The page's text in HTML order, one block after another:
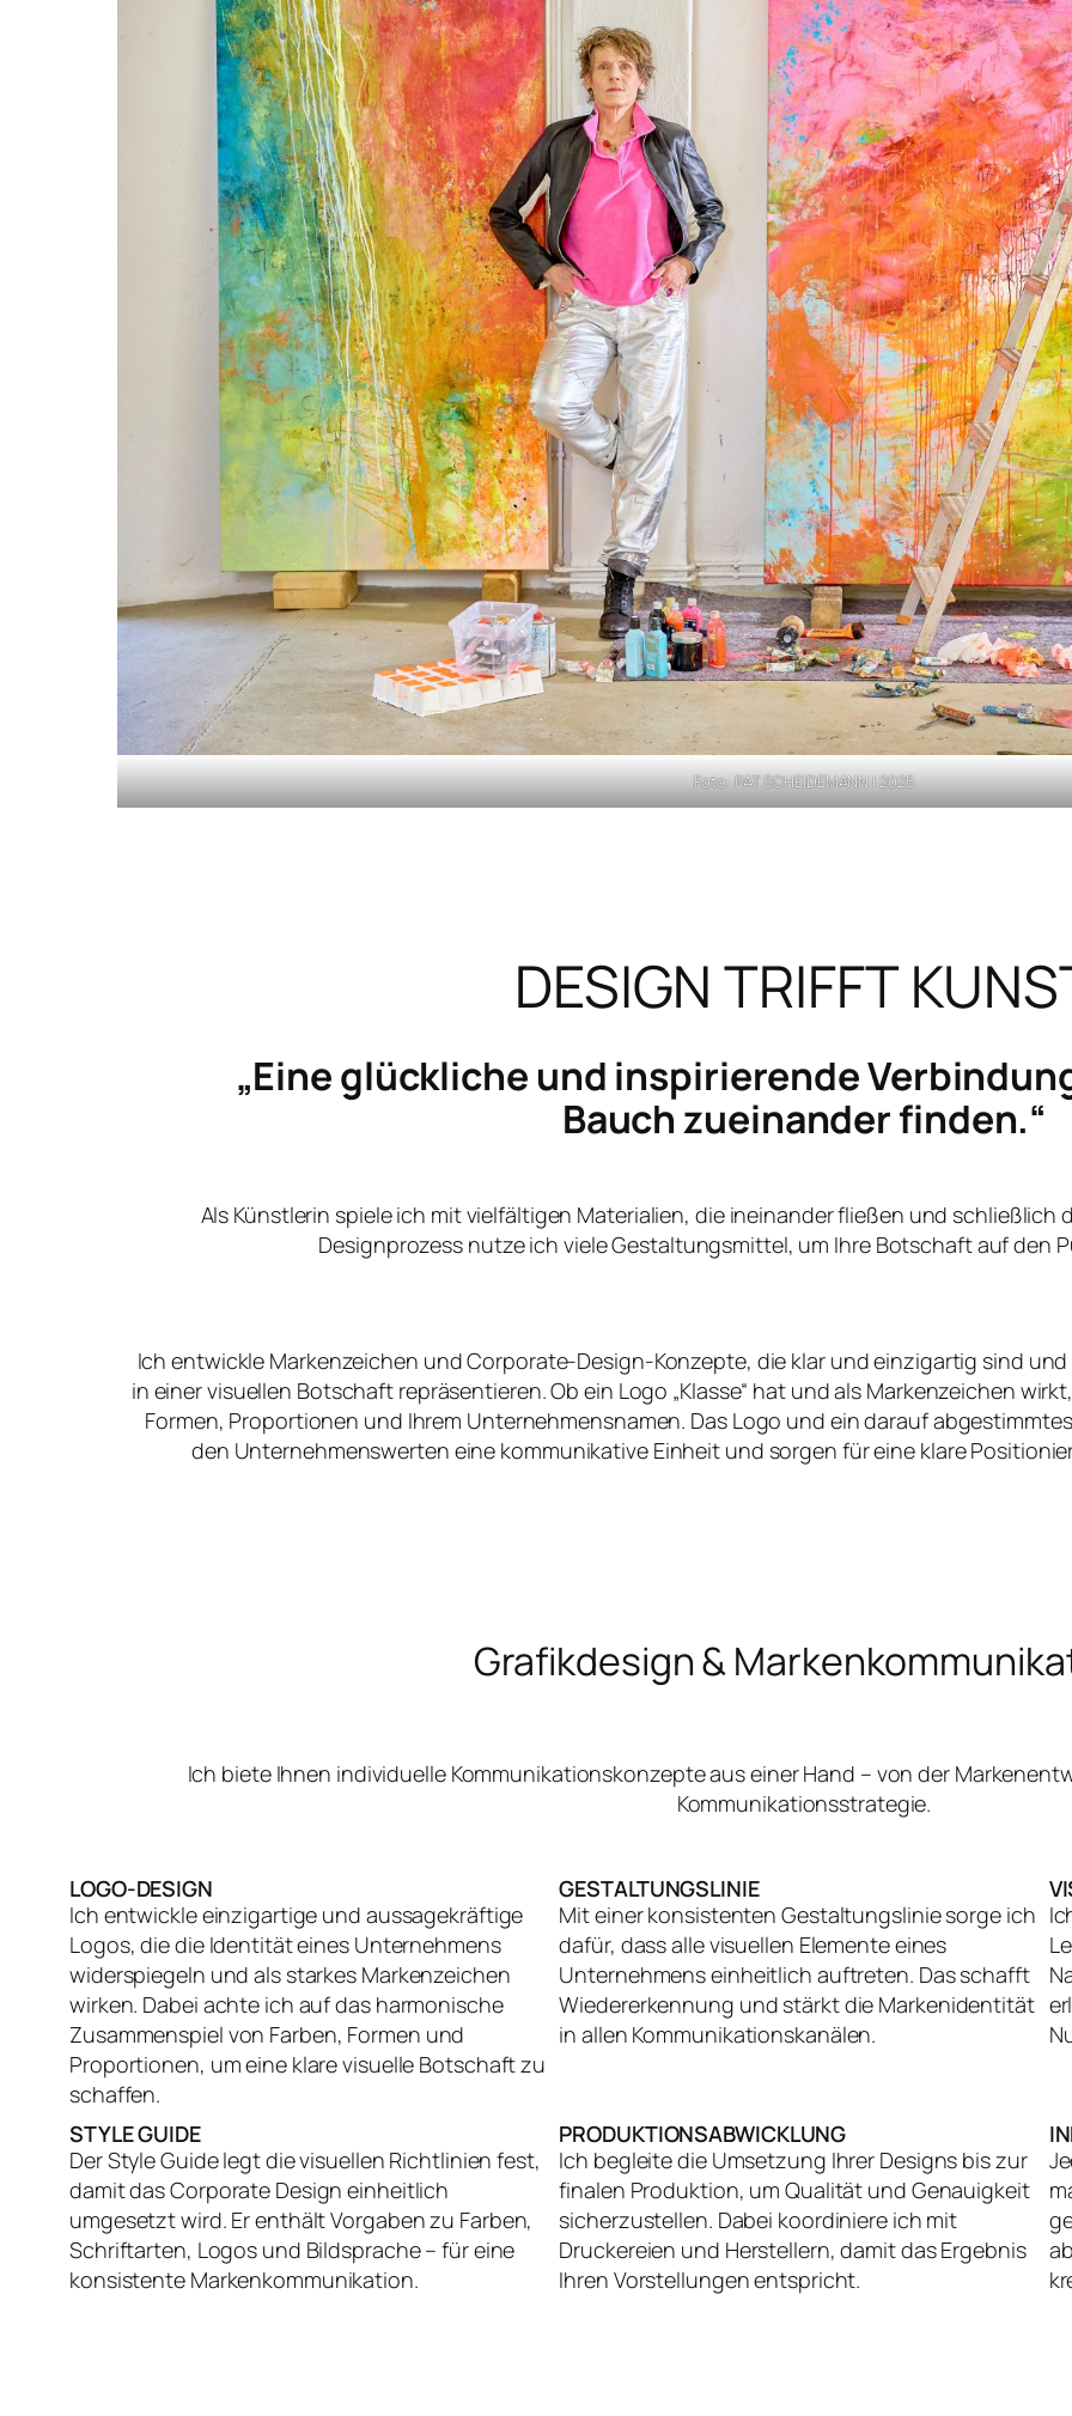
Foto: PAT SCHEIDEMANN | 2025
DESIGN TRIFFT
„Eine glückliche und inspirierende
Bauch zueinander finden.“
Als Künstlerin spiele ich mit vielfältigen Materialien, die ineinander fließen und schließlich
Designprozess nutze ich viele Gestaltungsmittel, um Ihre Botschaft auf den
Ich entwickle Markenzeichen und Corporate-Design-Konzepte, die klar und einzigartig sind
in einer visuellen Botschaft repräsentieren. Ob ein Logo „Klasse“ hat und als Markenzeichen
Formen, Proportionen und Ihrem Unternehmensnamen. Das Logo und ein darauf
den Unternehmenswerten eine kommunikative Einheit und sorgen für eine klare
Grafikdesign &
Ich biete Ihnen individuelle Kommunikationskonzepte aus einer Hand – von der
Kommunikationsstrategie.
LOGO-DESIGN
Ich entwickle einzigartige und aussagekräftige
Logos, die die Identität eines Unternehmens
widerspiegeln und als starkes Markenzeichen
wirken. Dabei achte ich auf das harmonische
Zusammenspiel von Farben, Formen und
Proportionen, um eine klare visuelle Botschaft zu
schaffen.
GESTALTUNGSLINIE
Mit einer konsistenten Gestaltungslinie sorge ich
dafür, dass alle visuellen Elemente eines
Unternehmens einheitlich auftreten. Das schafft
Wiedererkennung und stärkt die Markenidentität
in allen Kommunikationskanälen.
STYLE GUIDE
Der Style Guide legt die visuellen Richtlinien fest,
damit das Corporate Design einheitlich
umgesetzt wird. Er enthält Vorgaben zu Farben,
Schriftarten, Logos und Bildsprache – für eine
konsistente Markenkommunikation.
PRODUKTIONSABWICKLUNG
Ich begleite die Umsetzung Ihrer Designs bis zur
finalen Produktion, um Qualität und Genauigkeit
sicherzustellen. Dabei koordiniere ich mit
Druckereien und Herstellern, damit das Ergebnis
Ihren Vorstellungen entspricht.